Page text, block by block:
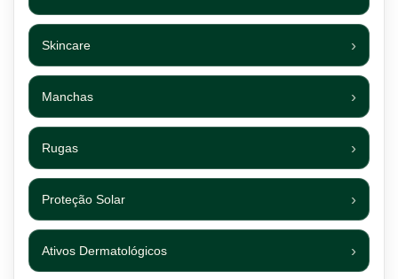
Skincare
Manchas
Rugas
Proteção Solar
Ativos Dermatológicos